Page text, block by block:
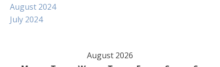
August 2024
July 2024
August 2026